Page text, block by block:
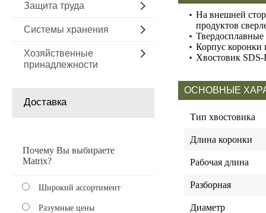
Защита труда
Системы хранения
Хозяйственные
принадлежности
Доставка
Почему Вы выбираете
Matrix?
Широкий ассортимент
Разумные цены
На внешней
продуктов
Корпус коронки
Хвостовик SDS-
ОСНОВНЫЕ
Тип хвостовика
Длина коронки
Рабочая длина
Разборная
Диаметр